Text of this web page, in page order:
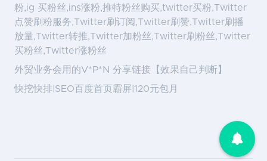
粉,ig 买粉丝,ins涨粉,推特粉丝购买,twitter买粉,Twitter
点赞刷粉服务,Twitter刷订阅,Twitter刷赞,Twitter刷播
放量,Twitter转推,Twitter加粉丝,Twitter刷粉丝,Twitter
买粉丝,Twitter涨粉丝
外贸业务会用的V*P*N 分享链接【效果自己判断】
快挖快排|SEO百度首页霸屏|120元包月